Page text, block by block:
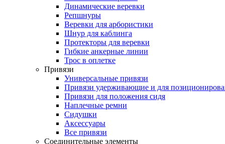
Динамические веревки
Репшнуры
Веревки для арбористики
Шнур для каблинга
Протекторы для веревки
Гибкие анкерные линии
Трос в оплетке
Привязи
Универсальные привязи
Привязи удерживающие и для
Привязи для положения сидя
Наплечные ремни
Сидушки
Аксессуары
Все привязи
Соединительные элементы